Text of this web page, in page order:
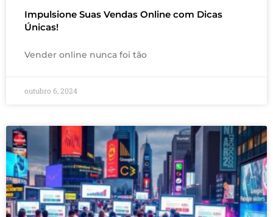
Impulsione Suas Vendas Online com Dicas
Únicas!
Vender online nunca foi tão
outubro 6, 2024